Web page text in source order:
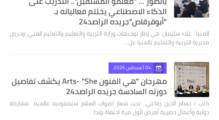
الذكاء الاصطناعي يختتم فعالياته بـ
"أبوقرقاص"جريده الراصد24
المنيا : علاء سليمان في إطار توجيهات وزارة التربية والتعليم والتعليم الفني، وحرص
مديرية التربية والتعليم بالمنيا عل…
04 أغسطس 2026
مهرجان "هي الفنون Arts- "She يكشف تفاصيل
دورته السادسة جريده الراصد24
كتب / حسام الدين رفاعي تحت شعار اصوات السلام سيمفونيه عالميه مشاركة
دولية وأعمال حصرية تُعرض لأول مرة احتفاءً بإبدا…